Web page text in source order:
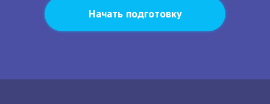
Начать подготовку